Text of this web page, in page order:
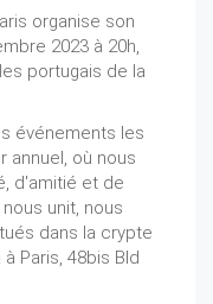
organise son
2023 à 20h,
portugais de la
événements les
annuel, où nous
d'amitié et de
unit, nous
dans la crypte
Paris, 48bis Bld